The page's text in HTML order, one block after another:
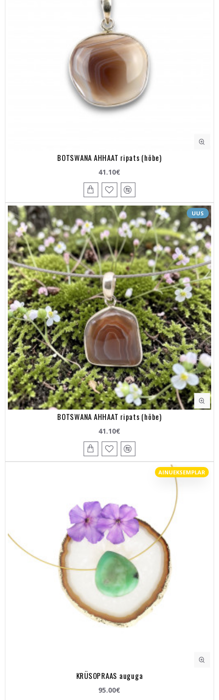
BOTSWANA AHHAAT ripats (hõbe)
41.10€
UUS
BOTSWANA AHHAAT ripats (hõbe)
41.10€
AINUEKSEMPLAR
KRÜSOPRAAS auguga
95.00€